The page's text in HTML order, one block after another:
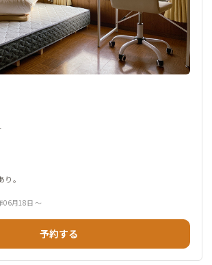
。
06月18日 ～
予約する